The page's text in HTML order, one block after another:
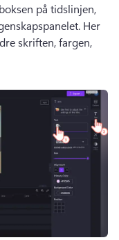
på tidslinjen,
Her
skriften, fargen,